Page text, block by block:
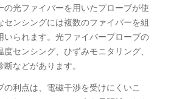
の光ファイバーを用いたプローブが使
センシングには複数のファイバーを組
いられます。光ファイバープローブの
センシング、ひずみモニタリング、
などがあります。
利点は、電磁干渉を受けにくいこ